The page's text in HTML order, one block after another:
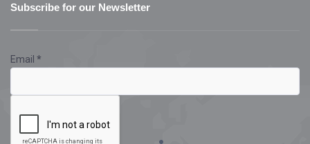
Subscribe for our Newsletter
Email *